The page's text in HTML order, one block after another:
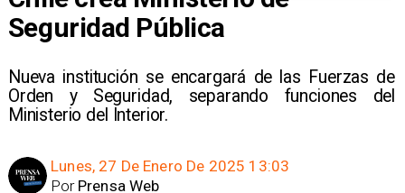
Seguridad Pública
Nueva institución se encargará de las Fuerzas de
Orden y Seguridad, separando funciones del
Ministerio del Interior.
Lunes, 27 De Enero De 2025 13:03
Prensa Web
Por